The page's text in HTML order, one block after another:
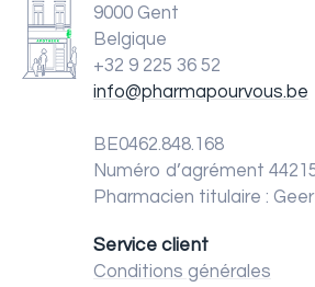
9000 Gent
Belgique
+32 9 225 36 52
info@pharmapourvous.be
BE0462.848.168
Numéro d’agrément
Pharmacien titulaire :
Service client
Conditions générales